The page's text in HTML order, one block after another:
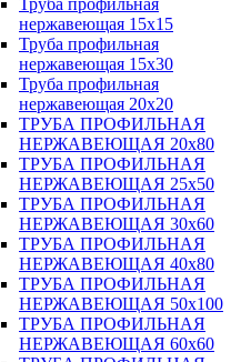
Труба профильная
нержавеющая 15х15
Труба профильная
нержавеющая 15х30
Труба профильная
нержавеющая 20х20
ТРУБА ПРОФИЛЬНАЯ
НЕРЖАВЕЮЩАЯ 20х80
ТРУБА ПРОФИЛЬНАЯ
НЕРЖАВЕЮЩАЯ 25х50
ТРУБА ПРОФИЛЬНАЯ
НЕРЖАВЕЮЩАЯ 30х60
ТРУБА ПРОФИЛЬНАЯ
НЕРЖАВЕЮЩАЯ 40х80
ТРУБА ПРОФИЛЬНАЯ
НЕРЖАВЕЮЩАЯ 50х100
ТРУБА ПРОФИЛЬНАЯ
НЕРЖАВЕЮЩАЯ 60х60